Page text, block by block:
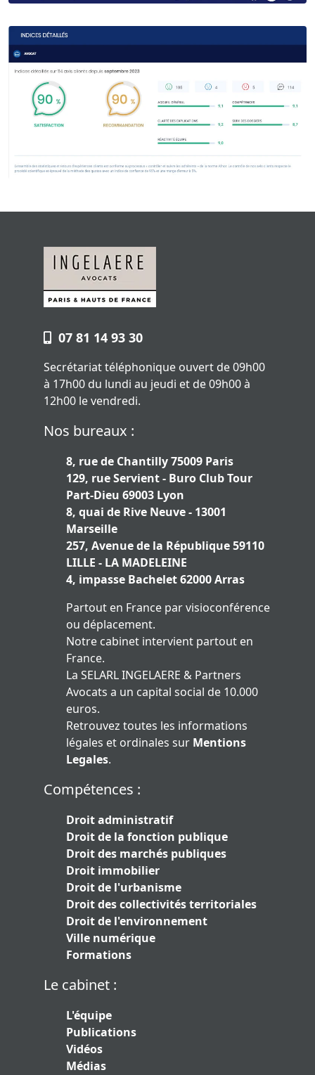
07 81 14 93 30
Secrétariat téléphonique ouvert de 09h00
à 17h00 du lundi au jeudi et de 09h00 à
12h00 le vendredi.
Nos bureaux :
8, rue de Chantilly 75009 Paris
129, rue Servient - Buro Club Tour
Part-Dieu 69003 Lyon
8, quai de Rive Neuve - 13001
Marseille
257, Avenue de la République 59110
LILLE - LA MADELEINE
4, impasse Bachelet 62000 Arras
Partout en France par visioconférence
ou déplacement.
Notre cabinet intervient partout en
France.
La SELARL INGELAERE & Partners
Avocats a un capital social de 10.000
euros.
Retrouvez toutes les informations
légales et ordinales sur Mentions
Legales.
Compétences :
Droit administratif
Droit de la fonction publique
Droit des marchés publiques
Droit immobilier
Droit de l'urbanisme
Droit des collectivités territoriales
Droit de l'environnement
Ville numérique
Formations
Le cabinet :
L'équipe
Publications
Vidéos
Médias